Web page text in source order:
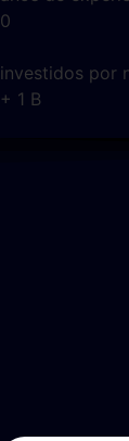
0
investidos por
+ 1 B